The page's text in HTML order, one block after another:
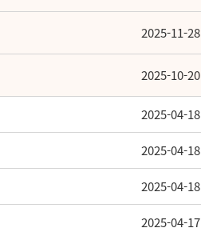
2025-11-28
2025-10-20
2025-04-18
2025-04-18
2025-04-18
2025-04-17